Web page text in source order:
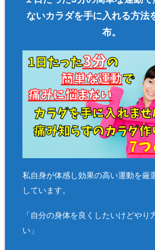
ないカラダを手に入れる方法
布。
私自身が体感し効果の高い運動を厳
しています。
「自分の身体を良くしたいけどやり
い」